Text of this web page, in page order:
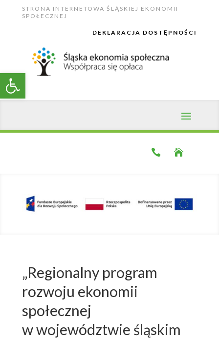
content
STRONA INTERNETOWA ŚLĄSKIEJ EKONOMII
SPOŁECZNEJ
DEKLARACJA DOSTĘPNOŚCI


„Regionalny program
rozwoju ekonomii
społecznej
w województwie śląskim
Open toolbar